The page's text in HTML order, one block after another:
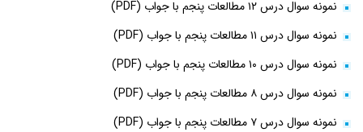
نمونه سوال درس ۱۲ مطالعات پنجم با جواب (PDF)
نمونه سوال درس ۱۱ مطالعات پنجم با جواب (PDF)
نمونه سوال درس ۱۰ مطالعات پنجم با جواب (PDF)
نمونه سوال درس ۸ مطالعات پنجم با جواب (PDF)
نمونه سوال درس ۷ مطالعات پنجم با جواب (PDF)